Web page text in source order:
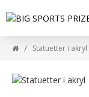
Statuetter i akryl